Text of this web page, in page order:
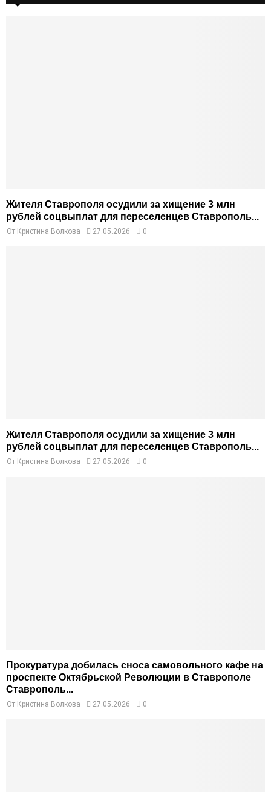
Жителя Ставрополя осудили за хищение 3 млн
рублей соцвыплат для переселенцев Ставрополь...
От Кристина Волкова 27.05.2026 0
Жителя Ставрополя осудили за хищение 3 млн
рублей соцвыплат для переселенцев Ставрополь...
От Кристина Волкова 27.05.2026 0
Прокуратура добилась сноса самовольного кафе на
проспекте Октябрьской Революции в Ставрополе
Ставрополь...
От Кристина Волкова 27.05.2026 0